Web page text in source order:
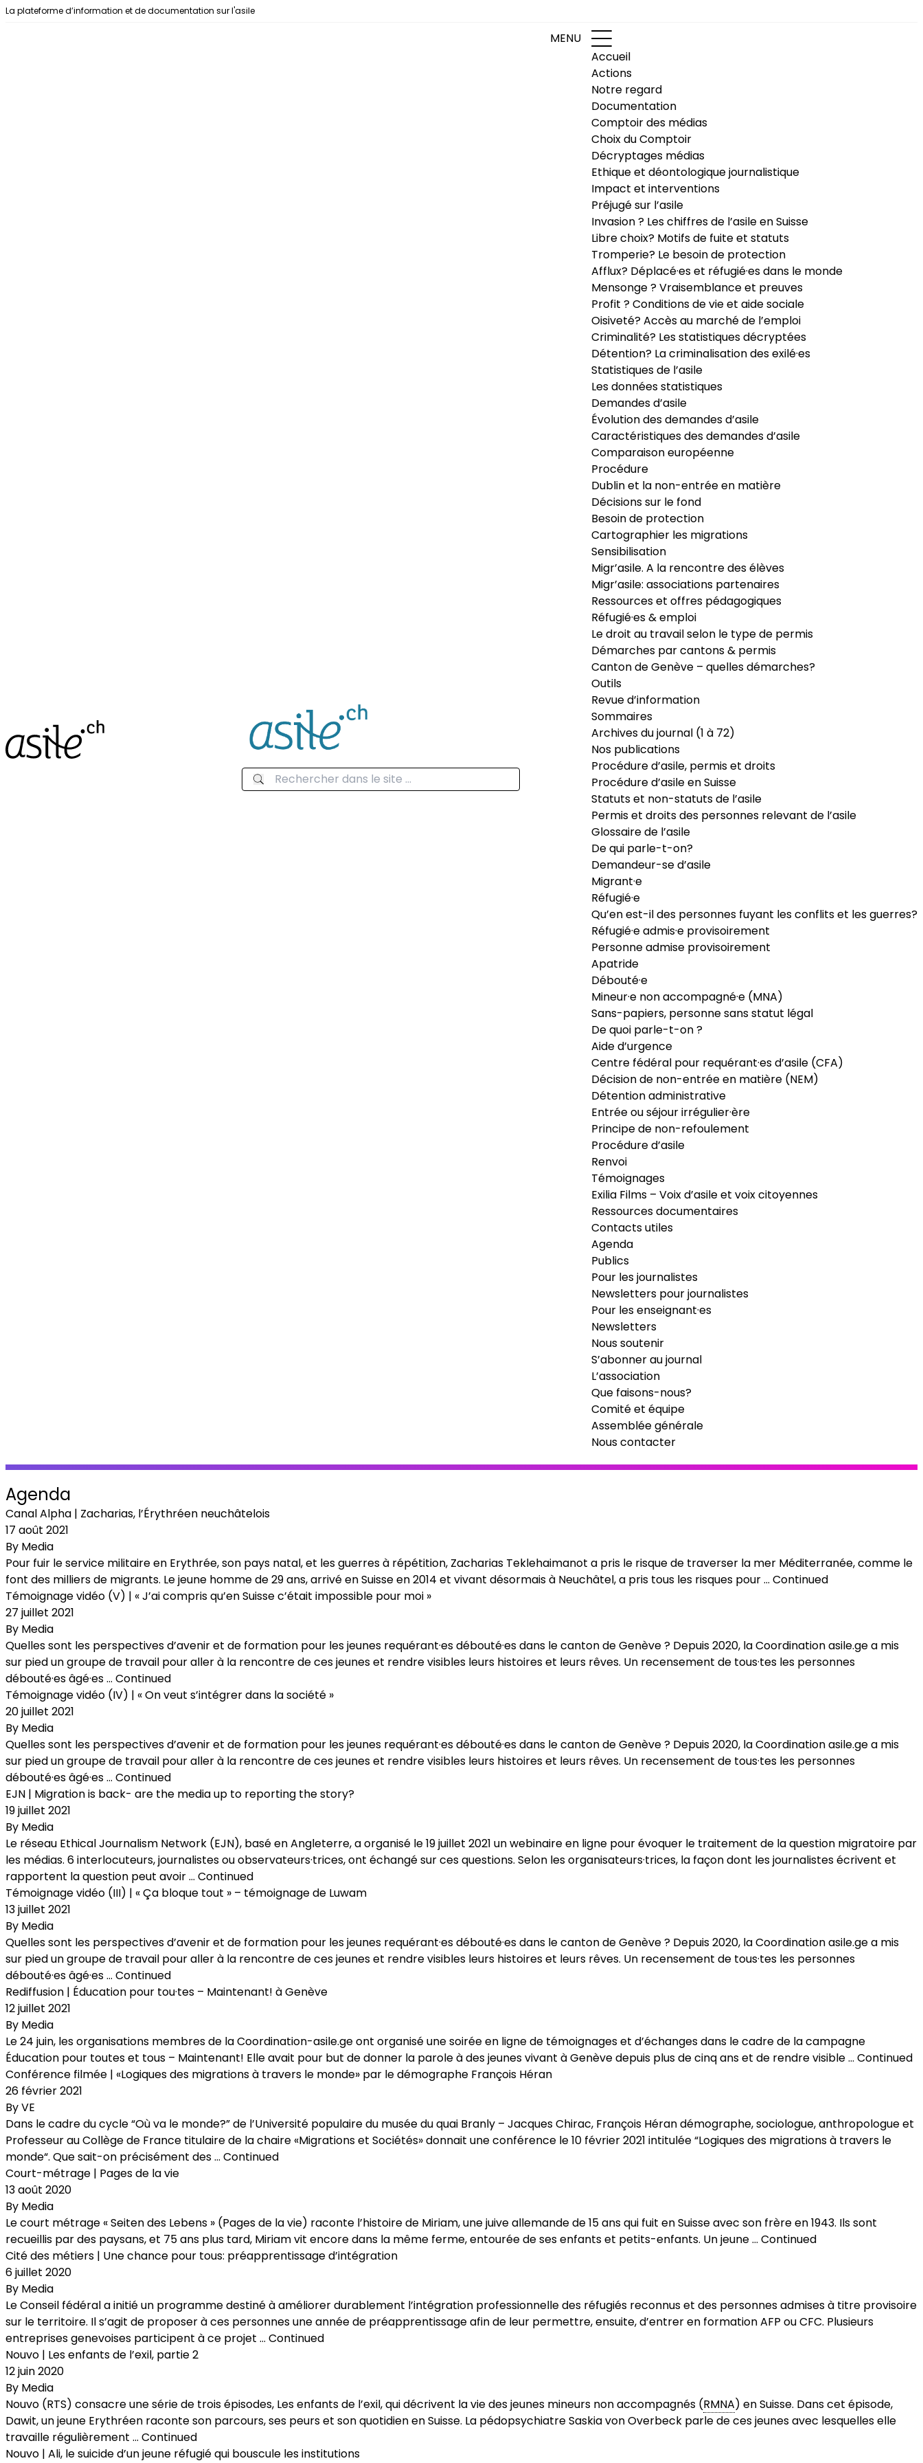
Aller au contenu
La plateforme d’information et de documentation sur l'asile
MENU
Accueil
Actions
Notre regard
Documentation
Comptoir des médias
Choix du Comptoir
Décryptages médias
Ethique et déontologique journalistique
Impact et interventions
Préjugé sur l’asile
Invasion ? Les chiffres de l’asile en Suisse
Libre choix? Motifs de fuite et statuts
Tromperie? Le besoin de protection
Afflux? Déplacé·es et réfugié·es dans le monde
Mensonge ? Vraisemblance et preuves
Profit ? Conditions de vie et aide sociale
Oisiveté? Accès au marché de l’emploi
Criminalité? Les statistiques décryptées
Détention? La criminalisation des exilé·es
Statistiques de l’asile
Les données statistiques
Demandes d’asile
Évolution des demandes d’asile
Caractéristiques des demandes d’asile
Comparaison européenne
Procédure
Dublin et la non-entrée en matière
Décisions sur le fond
Besoin de protection
Cartographier les migrations
Sensibilisation
Migr’asile. A la rencontre des élèves
Migr’asile: associations partenaires
Ressources et offres pédagogiques
Réfugié·es & emploi
Le droit au travail selon le type de permis
Démarches par cantons & permis
Canton de Genève – quelles démarches?
Outils
Revue d’information
Sommaires
Archives du journal (1 à 72)
Nos publications
Procédure d’asile, permis et droits
Procédure d’asile en Suisse
Statuts et non-statuts de l’asile
Permis et droits des personnes relevant de l’asile
Glossaire de l’asile
De qui parle-t-on?
Demandeur-se d’asile
Migrant·e
Réfugié·e
Qu’en est-il des personnes fuyant les conflits et les guerres?
Réfugié·e admis·e provisoirement
Personne admise provisoirement
Apatride
Débouté·e
Mineur·e non accompagné·e (MNA)
Sans-papiers, personne sans statut légal
De quoi parle-t-on ?
Aide d’urgence
Centre fédéral pour requérant·es d’asile (CFA)
Décision de non-entrée en matière (NEM)
Détention administrative
Entrée ou séjour irrégulier·ère
Principe de non-refoulement
Procédure d’asile
Renvoi
Témoignages
Exilia Films – Voix d’asile et voix citoyennes
Ressources documentaires
Contacts utiles
Agenda
Publics
Pour les journalistes
Newsletters pour journalistes
Pour les enseignant·es
Newsletters
Nous soutenir
S’abonner au journal
L’association
Que faisons-nous?
Comité et équipe
Assemblée générale
Nous contacter
Agenda
Canal Alpha | Zacharias, l’Érythréen neuchâtelois
17 août 2021
By Media
Pour fuir le service militaire en Erythrée, son pays natal, et les guerres à répétition, Zacharias Teklehaimanot a pris le risque de traverser la mer Méditerranée, comme le
font des milliers de migrants. Le jeune homme de 29 ans, arrivé en Suisse en 2014 et vivant désormais à Neuchâtel, a pris tous les risques pour … Continued
Témoignage vidéo (V) | « J’ai compris qu’en Suisse c’était impossible pour moi »
27 juillet 2021
By Media
Quelles sont les perspectives d’avenir et de formation pour les jeunes requérant·es débouté·es dans le canton de Genève ? Depuis 2020, la Coordination asile.ge a mis
sur pied un groupe de travail pour aller à la rencontre de ces jeunes et rendre visibles leurs histoires et leurs rêves. Un recensement de tous·tes les personnes
débouté·es âgé·es … Continued
Témoignage vidéo (IV) | « On veut s’intégrer dans la société »
20 juillet 2021
By Media
Quelles sont les perspectives d’avenir et de formation pour les jeunes requérant·es débouté·es dans le canton de Genève ? Depuis 2020, la Coordination asile.ge a mis
sur pied un groupe de travail pour aller à la rencontre de ces jeunes et rendre visibles leurs histoires et leurs rêves. Un recensement de tous·tes les personnes
débouté·es âgé·es … Continued
EJN | Migration is back- are the media up to reporting the story?
19 juillet 2021
By Media
Le réseau Ethical Journalism Network (EJN), basé en Angleterre, a organisé le 19 juillet 2021 un webinaire en ligne pour évoquer le traitement de la question migratoire par
les médias. 6 interlocuteurs, journalistes ou observateurs·trices, ont échangé sur ces questions. Selon les organisateurs·trices, la façon dont les journalistes écrivent et
rapportent la question peut avoir … Continued
Témoignage vidéo (III) | « Ça bloque tout » – témoignage de Luwam
13 juillet 2021
By Media
Quelles sont les perspectives d’avenir et de formation pour les jeunes requérant·es débouté·es dans le canton de Genève ? Depuis 2020, la Coordination asile.ge a mis
sur pied un groupe de travail pour aller à la rencontre de ces jeunes et rendre visibles leurs histoires et leurs rêves. Un recensement de tous·tes les personnes
débouté·es âgé·es … Continued
Rediffusion | Éducation pour tou·tes – Maintenant! à Genève
12 juillet 2021
By Media
Le 24 juin, les organisations membres de la Coordination-asile.ge ont organisé une soirée en ligne de témoignages et d’échanges dans le cadre de la campagne
Éducation pour toutes et tous – Maintenant! Elle avait pour but de donner la parole à des jeunes vivant à Genève depuis plus de cinq ans et de rendre visible … Continued
Conférence filmée | «Logiques des migrations à travers le monde» par le démographe François Héran
26 février 2021
ByVE
Dans le cadre du cycle “Où va le monde?” de l’Université populaire du musée du quai Branly – Jacques Chirac, François Héran démographe, sociologue, anthropologue et
Professeur au Collège de France titulaire de la chaire «Migrations et Sociétés» donnait une conférence le 10 février 2021 intitulée “Logiques des migrations à travers le
monde“. Que sait-on précisément des … Continued
Court-métrage | Pages de la vie
13 août 2020
By Media
Le court métrage « Seiten des Lebens » (Pages de la vie) raconte l’histoire de Miriam, une juive allemande de 15 ans qui fuit en Suisse avec son frère en 1943. Ils sont
recueillis par des paysans, et 75 ans plus tard, Miriam vit encore dans la même ferme, entourée de ses enfants et petits-enfants. Un jeune … Continued
Cité des métiers | Une chance pour tous: préapprentissage d’intégration
6 juillet 2020
By Media
Le Conseil fédéral a initié un programme destiné à améliorer durablement l’intégration professionnelle des réfugiés reconnus et des personnes admises à titre provisoire
sur le territoire. Il s’agit de proposer à ces personnes une année de préapprentissage afin de leur permettre, ensuite, d’entrer en formation AFP ou CFC. Plusieurs
entreprises genevoises participent à ce projet … Continued
Nouvo | Les enfants de l’exil, partie 2
12 juin 2020
By Media
Nouvo (RTS) consacre une série de trois épisodes, Les enfants de l’exil, qui décrivent la vie des jeunes mineurs non accompagnés (RMNA) en Suisse. Dans cet épisode,
Dawit, un jeune Erythréen raconte son parcours, ses peurs et son quotidien en Suisse. La pédopsychiatre Saskia von Overbeck parle de ces jeunes avec lesquelles elle
travaille régulièrement … Continued
Nouvo | Ali, le suicide d’un jeune réfugié qui bouscule les institutions